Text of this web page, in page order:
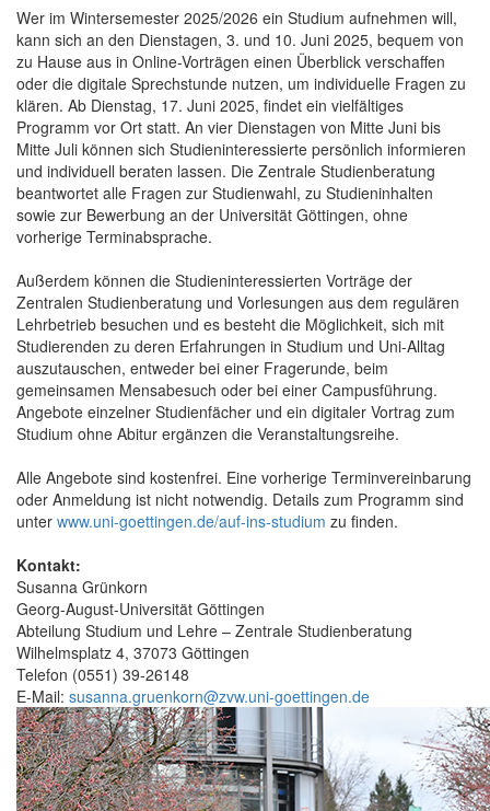
Wer im Wintersemester 2025/2026 ein Studium aufnehmen will,
kann sich an den Dienstagen, 3. und 10. Juni 2025, bequem von
zu Hause aus in Online-Vorträgen einen Überblick verschaffen
oder die digitale Sprechstunde nutzen, um individuelle Fragen zu
klären. Ab Dienstag, 17. Juni 2025, findet ein vielfältiges
Programm vor Ort statt. An vier Dienstagen von Mitte Juni bis
Mitte Juli können sich Studieninteressierte persönlich informieren
und individuell beraten lassen. Die Zentrale Studienberatung
beantwortet alle Fragen zur Studienwahl, zu Studieninhalten
sowie zur Bewerbung an der Universität Göttingen, ohne
vorherige Terminabsprache.
Außerdem können die Studieninteressierten Vorträge der
Zentralen Studienberatung und Vorlesungen aus dem regulären
Lehrbetrieb besuchen und es besteht die Möglichkeit, sich mit
Studierenden zu deren Erfahrungen in Studium und Uni-Alltag
auszutauschen, entweder bei einer Fragerunde, beim
gemeinsamen Mensabesuch oder bei einer Campusführung.
Angebote einzelner Studienfächer und ein digitaler Vortrag zum
Studium ohne Abitur ergänzen die Veranstaltungsreihe.
Alle Angebote sind kostenfrei. Eine vorherige Terminvereinbarung
oder Anmeldung ist nicht notwendig. Details zum Programm sind
unter www.uni-goettingen.de/auf-ins-studium zu finden.
Kontakt:
Susanna Grünkorn
Georg-August-Universität Göttingen
Abteilung Studium und Lehre – Zentrale Studienberatung
Wilhelmsplatz 4, 37073 Göttingen
Telefon (0551) 39-26148
E-Mail: susanna.gruenkorn@zvw.uni-goettingen.de